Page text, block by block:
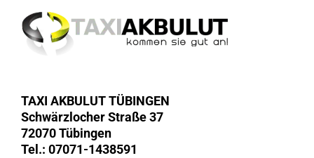
TAXI AKBULUT TÜBINGEN
Schwärzlocher Straße 37
72070 Tübingen
Tel.: 07071-1438591